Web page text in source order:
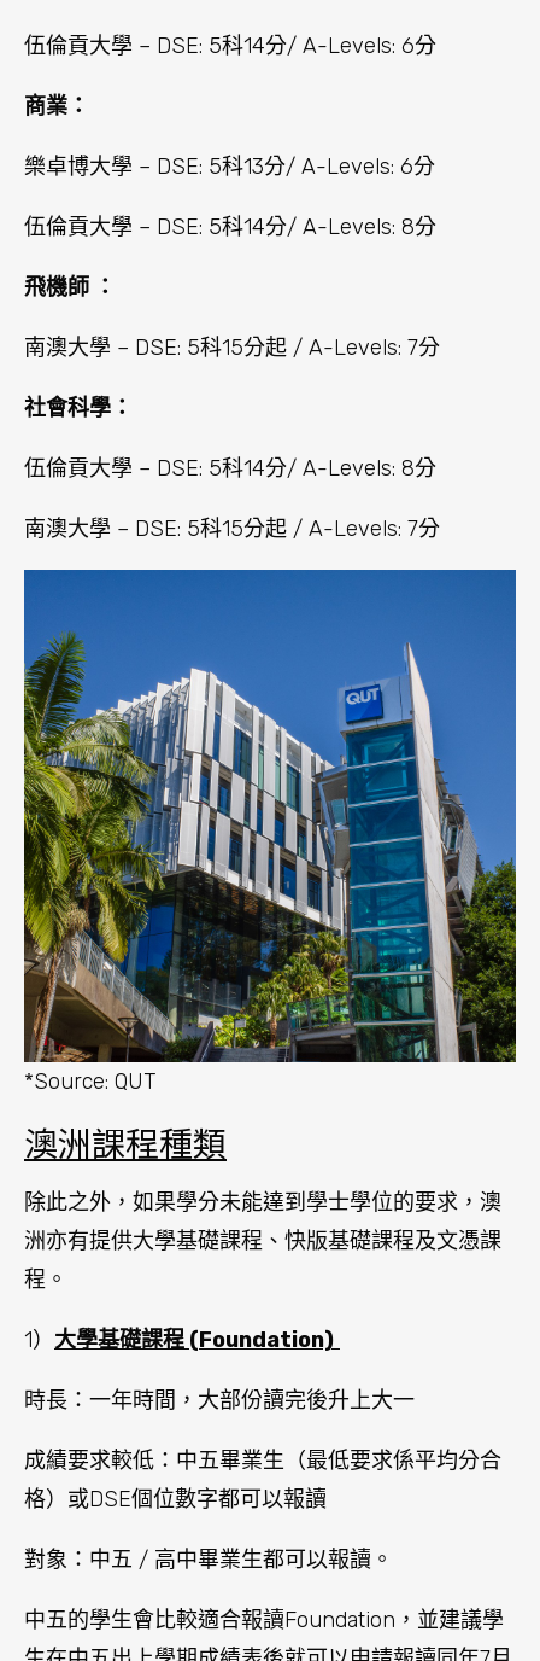
伍倫貢大學 – DSE: 5科14分/ A-Levels: 6分
商業：
樂卓博大學 – DSE: 5科13分/ A-Levels: 6分
伍倫貢大學 – DSE: 5科14分/ A-Levels: 8分
飛機師 ：
南澳大學 – DSE: 5科15分起 / A-Levels: 7分
社會科學：
伍倫貢大學 – DSE: 5科14分/ A-Levels: 8分
南澳大學 – DSE: 5科15分起 / A-Levels: 7分
*Source: QUT
澳洲課程種類
除此之外，如果學分未能達到學士學位的要求，澳
洲亦有提供大學基礎課程、快版基礎課程及文憑課
程。
1） 大學基礎課程 (Foundation)
時長：一年時間，大部份讀完後升上大一
成績要求較低：中五畢業生（最低要求係平均分合
格）或DSE個位數字都可以報讀
對象：中五 / 高中畢業生都可以報讀。
中五的學生會比較適合報讀Foundation，並建議學